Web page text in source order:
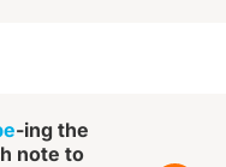
-ing the
note to